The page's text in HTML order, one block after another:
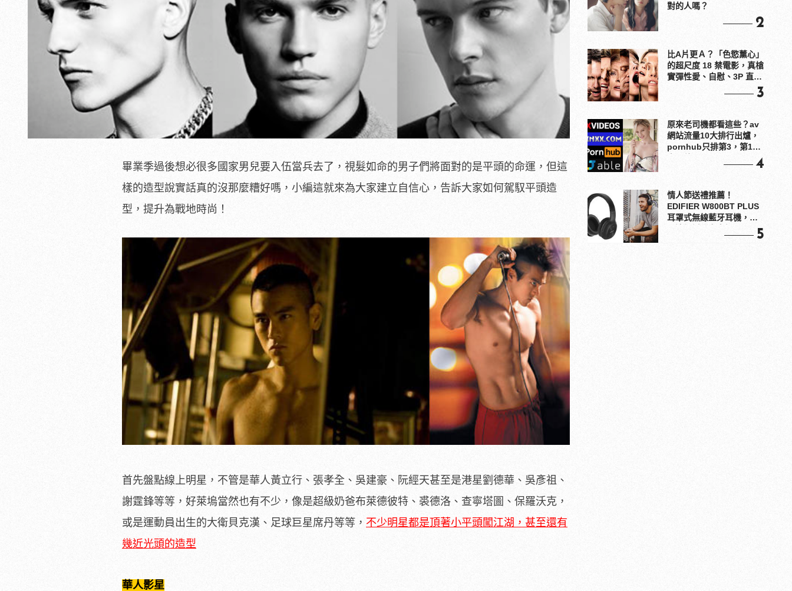
畢業季過後想必很多國家男兒要入伍當兵去了，視髮如命的男子們將面對的是平頭的命運，但這
樣的造型說實話真的沒那麼糟好嗎，小編這就來為大家建立自信心，告訴大家如何駕馭平頭造
型，提升為戰地時尚！
首先盤點線上明星，不管是華人黃立行、張孝全、吳建豪、阮經天甚至是港星劉德華、吳彥祖、
謝霆鋒等等，好萊塢當然也有不少，像是超級奶爸布萊德彼特、裘德洛、查寧塔圖、保羅沃克，
或是運動員出生的大衛貝克漢、足球巨星席丹等等， 不少明星都是頂著小平頭闖江湖，甚至還有
幾近光頭的造型
華人影星
對的人嗎？
2
比A片更Ａ？「色慾薰心」
的超尺度 18 禁電影，真槍
實彈性愛、自慰、3P 直接
3
原來老司機都看這些？av
網站流量10大排行出爐，
pornhub只排第3，第1名
4
情人節送禮推薦！
EDIFIER W800BT PLUS
耳罩式無線藍牙耳機，在
5